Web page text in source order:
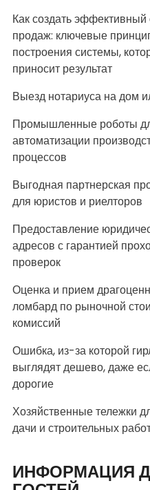
Как создать эффективный
продаж: ключевые
построения системы,
приносит результат
Выезд нотариуса на дом
Промышленные роботы
автоматизации
процессов
Выгодная партнерская
для юристов и риелторов
Предоставление
адресов с гарантией
проверок
Оценка и прием
ломбард по рыночной
комиссий
Ошибка, из-за которой
выглядят дешево, даже
дорогие
Хозяйственные тележки
дачи и строительных
ИНФОРМАЦИЯ